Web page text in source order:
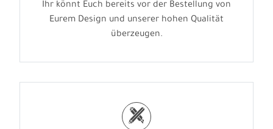
Ihr könnt Euch bereits vor der Bestellung von
Eurem Design und unserer hohen Qualität
überzeugen.
h